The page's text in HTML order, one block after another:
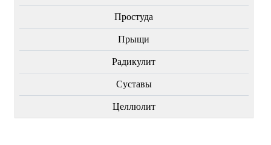
Простуда
Прыщи
Радикулит
Суставы
Целлюлит